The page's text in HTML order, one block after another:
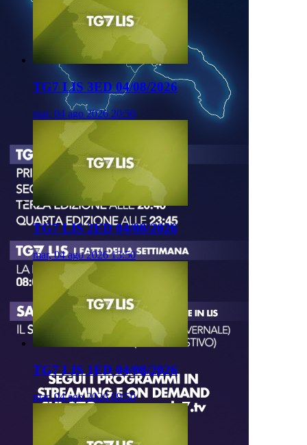
TG7 LIS 3ED 04/08/2026
mar, 04 ago 2026 20:50
TG7 LIS 2ED 04/08/2026
mar, 04 ago 2026 13:50
TG7 LIS 1ED 04/08/2026
mar, 04 ago 2026 09:50